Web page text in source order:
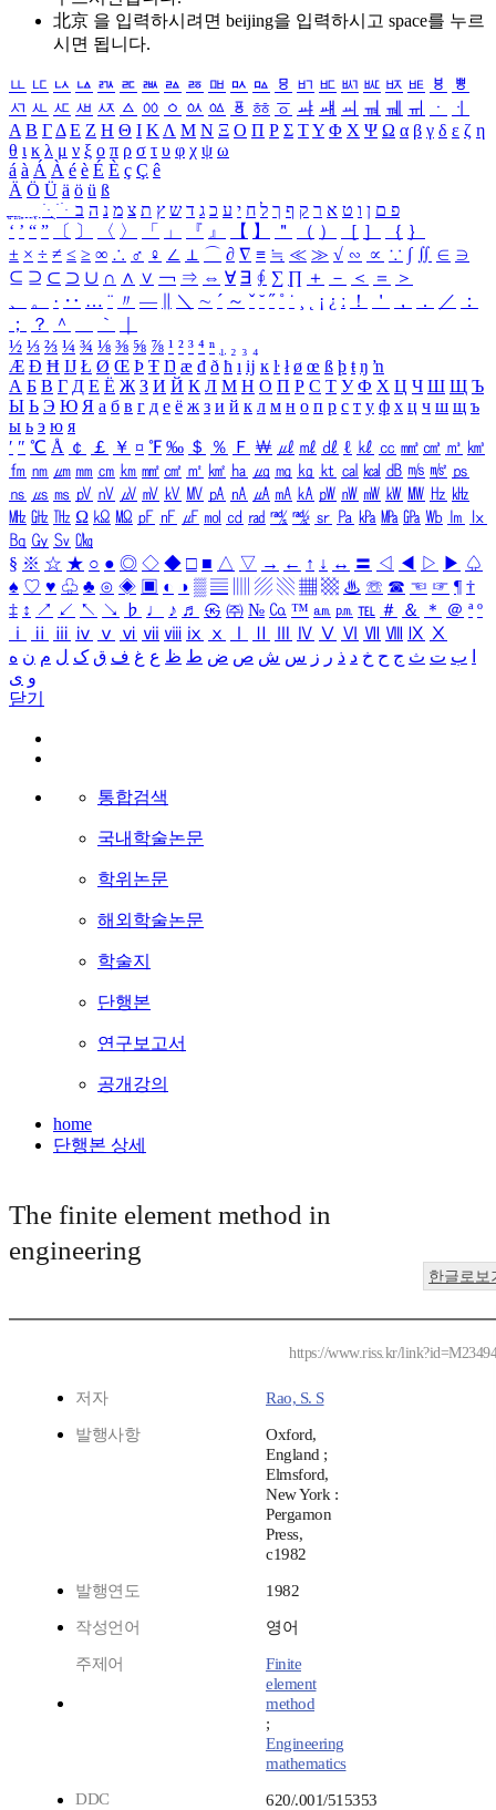
北京 을 입력하시려면 beijing을 입력하시고 space를 누르
시면 됩니다.
ㅥ ㅦ ㅧ ㅨ ㅩ ㅪ ㅫ ㅬ ㅭ ㅮ ㅯ ㅰ ㅱ ㅲ ㅳ ㅴ ㅵ ㅶ ㅷ ㅸ
ㅹ
ㅺ ㅻ ㅼ ㅽ ㅾ ㅿ ㆀ ㆁ ㆂ ㆃ ㆄ ㆅ ㆆ ㆇ ㆈ ㆉ ㆊ ㆋ ㆌ ㆍ
ㆎ
Α Β ΓΔ Ε Ζ Η Θ Ι ΚΛ Μ Ν Ξ Ο Π Ρ Σ ΤΥ Φ Χ Ψ Ω α β γ δ ε ζ η
θ ι κ λ μ ν ξ ο π ρ σ τ υ φ χ ψ ω
á à Á À é è É È ç Ç ê
Ä Ö Ü ä ö ü ß
ִֶֹ ֻּ ׁׂ פ ם ן ו ט א ר ק ף ך ל ח י ע כ ג ד ש ץ ת צ מ נ ה ב
‘ ’ “ ” 〔 〕 〈 〉 「 」 『 』 【 】 ＂ （ ） ［ ］ ｛ ｝
± × ÷ ≠ ≤ ≥ ∞ ∴ ♂ ♀ ∠ ⊥ ⌒ ∂ ∇ ≡ ≒ ≪ ≫ √ ∽ ∝ ∵ ∫ ∬ ∈ ∋
⊆ ⊇ ⊂ ⊃ ∪ ∩ ∧ ∨ ￢ ⇒ ⇔ ∀ ∃ ∮ ∑ ∏ ＋ － ＜ ＝
＞
、
。 · ‥ … ¨ 〃 ― ＼ ∼ ´ ～ ˇ ˘ ˝ ˚ ˙ ¸ ¡ ¿ ː ！ ＇ ， ． ／
：
；
？ ＾ ｀
½ ⅓ ⅔ ¼ ¾ ⅛ ⅜ ⅝ ⅞ ¹ ² ³ ⁴ ⁿ ₁ ₂ ₃ ₄
Æ Ð Ħ Ĳ Ł Ø Œ Þ Ŧ Ŋ æ đ ð ħ ı ĳ ĸ ŀ ł ø œ ß þ ŧ ŋ ŉ
А Б В Г Д Е Ё Ж З И Й К Л М Н О П Р С Т У Ф Х Ц Ч Ш Щ Ъ
Ы Ь Э Ю Я а б в г д е ё ж з и й к л м н о п р с т у ф х ц ч ш щ ъ
ы ь э ю я
′ ″ ℃ Å ￠ ￡ ￥ ¤ ℉ ‰ ＄ ％ Ｆ ￦ ㎕ ㎖ ㎗ ℓ ㎘ ㏄ ㎣ ㎤ ㎥ ㎦
㎙ ㎚ ㎛ ㎜ ㎝ ㎞ ㎟ ㎠ ㎡ ㎢ ㏊ ㎍ ㎎ ㎏ ㏏ ㎈ ㎉ ㏈ ㎧ ㎨ ㎰
㎱ ㎲ ㎳ ㎴ ㎵ ㎶ ㎷ ㎸ ㎹ ㎀ ㎁ ㎂ ㎃ ㎄ ㎺ ㎻ ㎽ ㎾ ㎿ ㎐ ㎑
㎒ ㎓ ㎔ Ω ㏀ ㏁ ㎊ ㎋ ㎌ ㏖ ㏅ ㎭ ㎮ ㎯ ㏛ ㎩ ㎪ ㎫ ㎬ ㏝ ㏐
㏓
㏃ ㏉ ㏜ ㏆
§ ※ ☆ ★ ○ ● ◎ ◇ ◆ □ ■ △ ▽ → ← ↑ ↓ ↔ 〓 ◁ ◀ ▷ ▶ ♤
♠ ♡ ♥ ♧ ♣ ⊙ ◈ ▣ ◐ ◑ ▒ ▤ ▨ ▧ ▦ ▩ ♨ ☏ ☎ ☜ ☞ ¶ †
‡ ↕ ↗ ↙ ↖ ↘ ♭ ♩ ♪ ♬ ㉿ ㈜ № ㏇ ™ ㏂ ㏘ ℡ ＃ ＆ ＊ ＠ ª º
ⅰ
ⅱ ⅲ ⅳ ⅴ ⅵ ⅶ ⅷ ⅸ ⅹ Ⅳ Ⅴ Ⅵ Ⅶ Ⅷ Ⅸ Ⅹ
ب ت ث ج ح خ د ذ ر ز س ش ص ض ط ظ ع غ ف ق ک ل م ن ه
و ی
닫기
통합검색
국내학술논문
학위논문
해외학술논문
학술지
단행본
연구보고서
공개강의
home
단행본 상세
The finite element method in
engineering
한글로보
https://www.riss.kr/
저자 Rao, S. S
발행사항
Oxford,
England ;
Elmsford,
New York :
Pergamon
Press,
c1982
발행연도 1982
작성언어 영어
주제어
Finite
element
method
;
Engineering
mathematics
DDC
620/.001/515353